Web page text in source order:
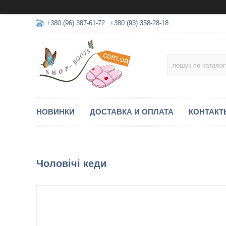
+380 (96) 387-61-72 +380 (93) 358-28-18
НОВИНКИ ДОСТАВКА И ОПЛАТА
Чоловічі кеди